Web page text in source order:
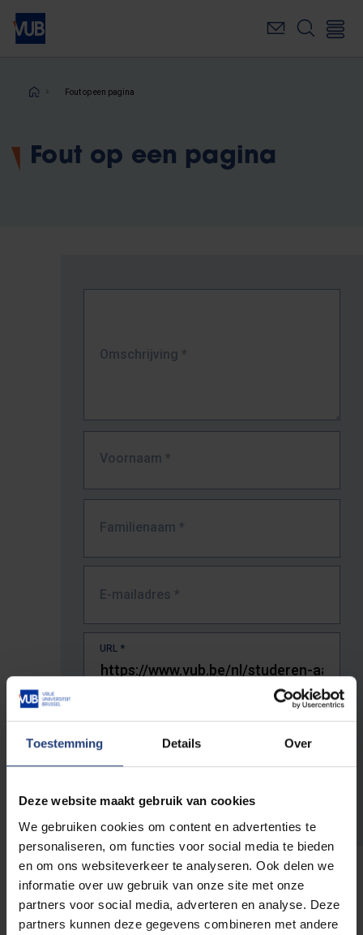
Toestemming Details Over
Deze website maakt gebruik van cookies
We gebruiken cookies om content en advertenties te
personaliseren, om functies voor social media te bieden
en om ons websiteverkeer te analyseren. Ook delen we
informatie over uw gebruik van onze site met onze
partners voor social media, adverteren en analyse. Deze
partners kunnen deze gegevens combineren met andere
Overslaan
naar
inhoudKruimelpad
Fout op een pagina
Fout op een pagina
Omschrijving *
Voornaam *
Familienaam *
E-mailadres *
URL *
De volledige URL van de pagina waar je de fout zag.